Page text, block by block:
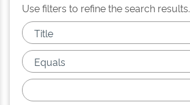
Use filters to refine the search results.